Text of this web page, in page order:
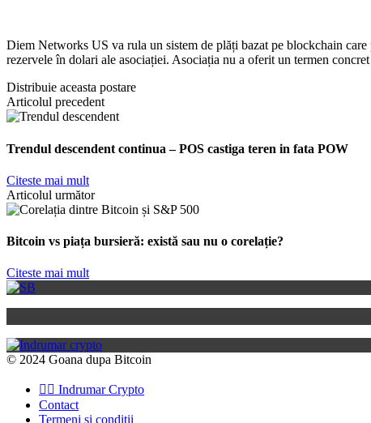
Diem Networks US va rula un sistem de plăți bazat pe blockchain
rezervele în dolari ale asociației. Asociația nu a oferit un termen
Distribuie aceasta postare
Articolul precedent
Trendul descendent continua – POS castiga teren in fata POW
Citeste mai mult
Articolul următor
Bitcoin vs piața bursieră: există sau nu o corelație?
Citeste mai mult
© 2024 Goana dupa Bitcoin
👉🏽 Indrumar Crypto
Contact
Termeni si conditii